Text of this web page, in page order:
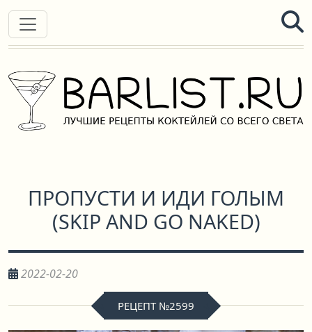
ПРОПУСТИ И ИДИ ГОЛЫМ
(SKIP AND GO NAKED)
2022-02-20
РЕЦЕПТ №2599